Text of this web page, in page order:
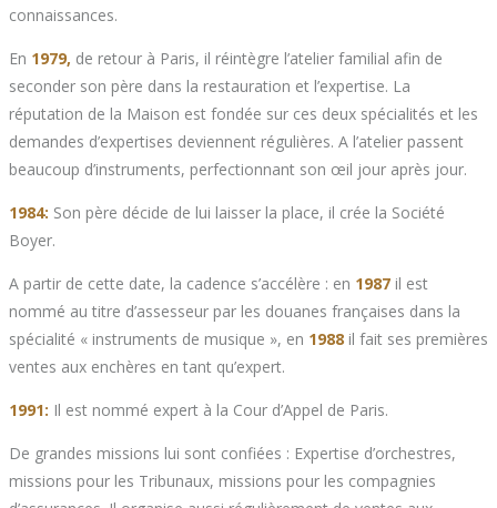
connaissances.
En 1979, de retour à Paris, il réintègre l’atelier familial afin de
seconder son père dans la restauration et l’expertise. La
réputation de la Maison est fondée sur ces deux spécialités et les
demandes d’expertises deviennent régulières. A l’atelier passent
beaucoup d’instruments, perfectionnant son œil jour après jour.
1984: Son père décide de lui laisser la place, il crée la Société
Boyer.
A partir de cette date, la cadence s’accélère : en 1987 il est
nommé au titre d’assesseur par les douanes françaises dans la
spécialité « instruments de musique », en 1988 il fait ses premières
ventes aux enchères en tant qu’expert.
1991: Il est nommé expert à la Cour d’Appel de Paris.
De grandes missions lui sont confiées : Expertise d’orchestres,
missions pour les Tribunaux, missions pour les compagnies